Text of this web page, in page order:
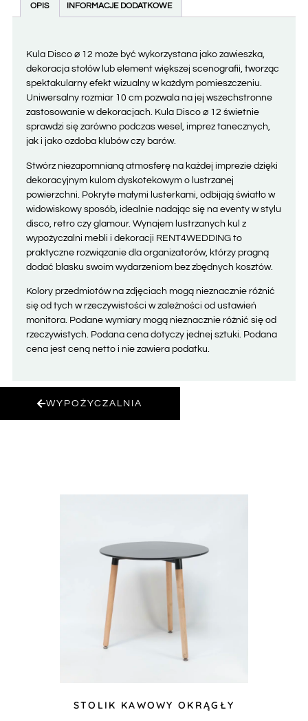
OPIS INFORMACJE DODATKOWE
Kula Disco ⌀ 12 może być wykorzystana jako zawieszka,
dekoracja stołów lub element większej scenografii, tworząc
spektakularny efekt wizualny w każdym pomieszczeniu.
Uniwersalny rozmiar 10 cm pozwala na jej wszechstronne
zastosowanie w dekoracjach. Kula Disco ⌀ 12 świetnie
sprawdzi się zarówno podczas wesel, imprez tanecznych,
jak i jako ozdoba klubów czy barów.
Stwórz niezapomnianą atmosferę na każdej imprezie dzięki
dekoracyjnym kulom dyskotekowym o lustrzanej
powierzchni. Pokryte małymi lusterkami, odbijają światło w
widowiskowy sposób, idealnie nadając się na eventy w stylu
disco, retro czy glamour. Wynajem lustrzanych kul z
wypożyczalni mebli i dekoracji RENT4WEDDING to
praktyczne rozwiązanie dla organizatorów, którzy pragną
dodać blasku swoim wydarzeniom bez zbędnych kosztów.
Kolory przedmiotów na zdjęciach mogą nieznacznie różnić
się od tych w rzeczywistości w zależności od ustawień
monitora. Podane wymiary mogą nieznacznie różnić się od
rzeczywistych. Podana cena dotyczy jednej sztuki. Podana
cena jest ceną netto i nie zawiera podatku.
WYPOŻYCZALNIA
STOLIK KAWOWY OKRĄGŁY